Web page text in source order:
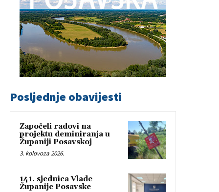
Posljednje obavijesti
Započeli radovi na
projektu deminiranja u
Županiji Posavskoj
3. kolovoza 2026.
141. sjednica Vlade
Županije Posavske